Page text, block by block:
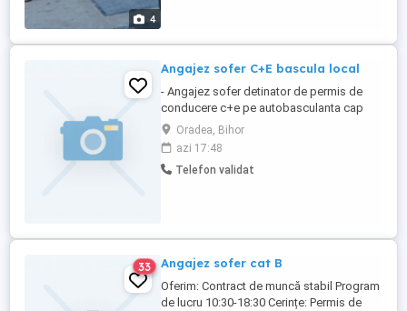
4
Angajez sofer C+E bascula local
- Angajez sofer detinator de permis de
conducere c+e pe autobasculanta cap
tractor + semiremorca . Cursele se
desfasoara pe raza judetului Bihor .
program de lucru 9-10 ore pe zi . mai
multe detalii la telefon.
Oradea, Bihor
azi 17:48
Telefon validat
33 Angajez sofer cat B
Oferim: Contract de muncă stabil Program
de lucru 10:30-18:30 Cerințe: Permis de